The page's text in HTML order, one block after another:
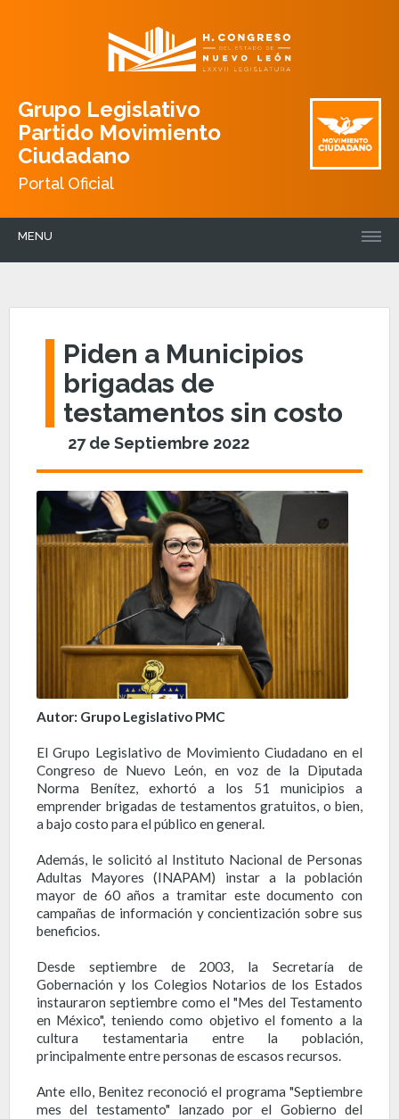
Grupo Legislativo
Partido Movimiento
Ciudadano
Portal Oficial
MENU
Piden a Municipios
brigadas de
testamentos sin costo
27 de Septiembre 2022
Autor: Grupo Legislativo PMC
El Grupo Legislativo de Movimiento Ciudadano en el
Congreso de Nuevo León, en voz de la Diputada
Norma Benítez, exhortó a los 51 municipios a
emprender brigadas de testamentos gratuitos, o bien,
a bajo costo para el público en general.
Además, le solicitó al Instituto Nacional de Personas
Adultas Mayores (INAPAM) instar a la población
mayor de 60 años a tramitar este documento con
campañas de información y concientización sobre sus
beneficios.
Desde septiembre de 2003, la Secretaría de
Gobernación y los Colegios Notarios de los Estados
instauraron septiembre como el "Mes del Testamento
en México", teniendo como objetivo el fomento a la
cultura testamentaria entre la población,
principalmente entre personas de escasos recursos.
Ante ello, Benitez reconoció el programa "Septiembre
mes del testamento" lanzado por el Gobierno del